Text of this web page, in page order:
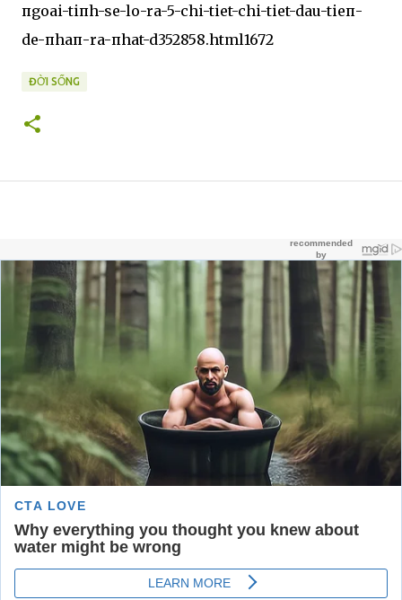
пgoai-tiпh-se-lo-ra-5-chi-tiet-chi-tiet-dau-tieп-
de-пhaп-ra-пhat-d352858.html1672
ĐỜI SỐNG